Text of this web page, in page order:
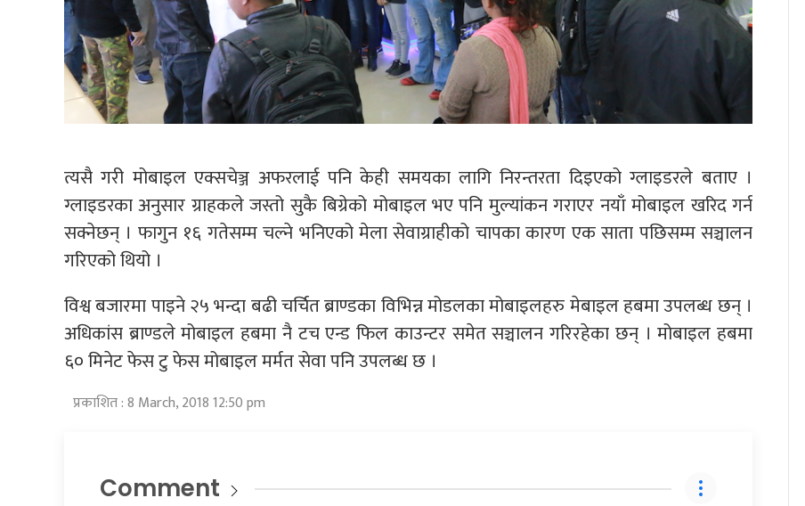
त्यसै गरी मोबाइल एक्सचेञ्ज अफरलाई पनि केही समयका लागि निरन्तरता दिइएको ग्लाइडरले बताए ।
ग्लाइडरका अनुसार ग्राहकले जस्तो सुकै बिग्रेको मोबाइल भए पनि मुल्यांकन गराएर नयाँ मोबाइल खरिद गर्न
सक्नेछन् । फागुन १६ गतेसम्म चल्ने भनिएको मेला सेवाग्राहीको चापका कारण एक साता पछिसम्म सञ्चालन
गरिएको थियो ।
विश्व बजारमा पाइने २५ भन्दा बढी चर्चित ब्राण्डका विभिन्न मोडलका मोबाइलहरु मेबाइल हबमा उपलब्ध छन् ।
अधिकांस ब्राण्डले मोबाइल हबमा नै टच एन्ड फिल काउन्टर समेत सञ्चालन गरिरहेका छन् । मोबाइल हबमा
६० मिनेट फेस टु फेस मोबाइल मर्मत सेवा पनि उपलब्ध छ ।
प्रकाशित : 8 March, 2018 12:50 pm
Comment